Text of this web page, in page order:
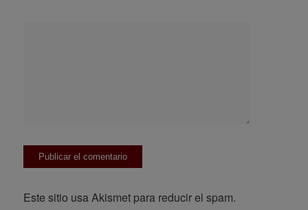
Este sitio usa Akismet para reducir el spam.